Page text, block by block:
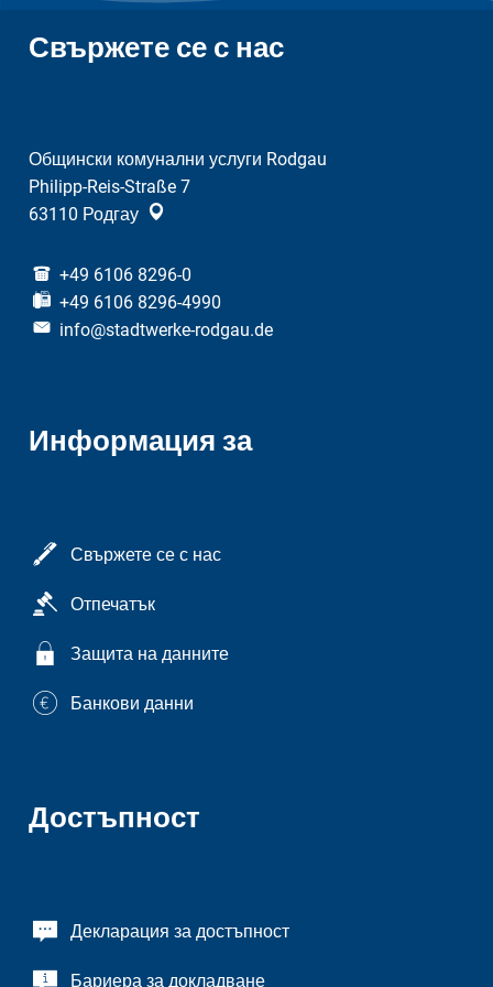
Свържете се с нас
Общински комунални услуги Rodgau
Philipp-Reis-Straße 7
63110 Родгау
+49 6106 8296-0
+49 6106 8296-4990
info@stadtwerke-rodgau.de
Информация за
Свържете се с нас
Отпечатък
Защита на данните
Банкови данни
Достъпност
Декларация за достъпност
Бариера за докладване